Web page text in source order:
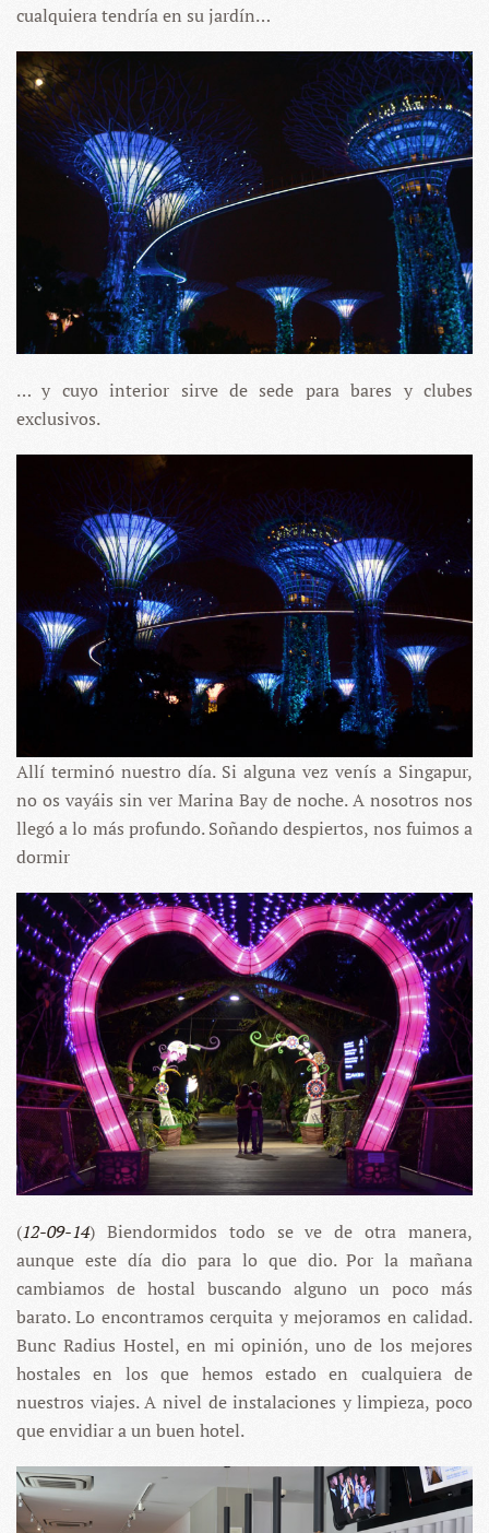
cualquiera tendría en su jardín…
… y cuyo interior sirve de sede para bares y clubes
exclusivos.
Allí terminó nuestro día. Si alguna vez venís a Singapur,
no os vayáis sin ver Marina Bay de noche. A nosotros nos
llegó a lo más profundo. Soñando despiertos, nos fuimos a
dormir
(12-09-14) Biendormidos todo se ve de otra manera,
aunque este día dio para lo que dio. Por la mañana
cambiamos de hostal buscando alguno un poco más
barato. Lo encontramos cerquita y mejoramos en calidad.
Bunc Radius Hostel, en mi opinión, uno de los mejores
hostales en los que hemos estado en cualquiera de
nuestros viajes. A nivel de instalaciones y limpieza, poco
que envidiar a un buen hotel.